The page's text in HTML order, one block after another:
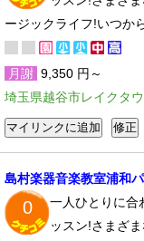
ージックライフ!いつか
月謝 9,350 円～
埼玉県越谷市レイクタ
島村楽器音楽教室浦和
0
一人ひとりに合
ッスン!さまざ